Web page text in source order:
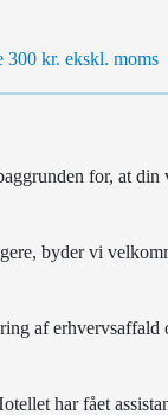
300 kr. ekskl. moms
for, at din
byder vi
af
har fået